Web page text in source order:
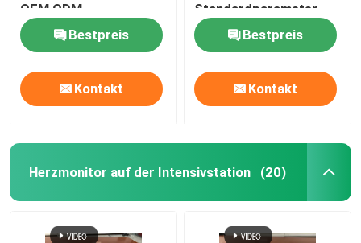
OEM ODM
Bestpreis
Kontakt
Standardparameter
Bestpreis
Kontakt
Herzmonitor auf der Intensivstation (20)